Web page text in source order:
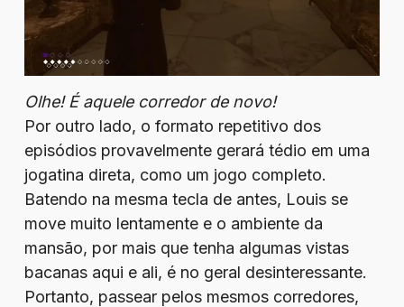
Olhe! É aquele corredor de novo!
Por outro lado, o formato repetitivo dos
episódios provavelmente gerará tédio em uma
jogatina direta, como um jogo completo.
Batendo na mesma tecla de antes, Louis se
move muito lentamente e o ambiente da
mansão, por mais que tenha algumas vistas
bacanas aqui e ali, é no geral desinteressante.
Portanto, passear pelos mesmos corredores,